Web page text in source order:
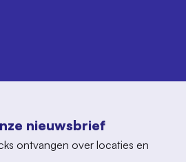
nieuwsbrief
ontvangen over locaties en